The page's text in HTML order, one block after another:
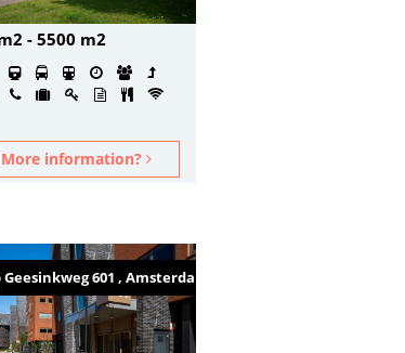
- 5500 m2
More information?
Geesinkweg 601 , Amsterdam